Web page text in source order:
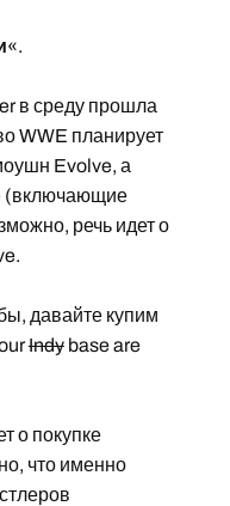
«.
в среду прошла
WWE планирует
Evolve, а
(включающие
речь идет о
давайте купим
Indybase are
о покупке
что именно